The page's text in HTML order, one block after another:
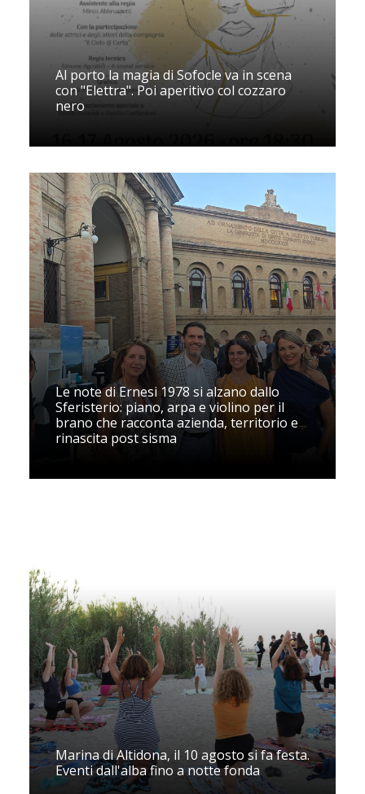
Al porto la magia di Sofocle va in scena
con "Elettra". Poi aperitivo col cozzaro
nero
Le note di Ernesi 1978 si alzano dallo
Sferisterio: piano, arpa e violino per il
brano che racconta azienda, territorio e
rinascita post sisma
Marina di Altidona, il 10 agosto si fa festa.
Eventi dall'alba fino a notte fonda